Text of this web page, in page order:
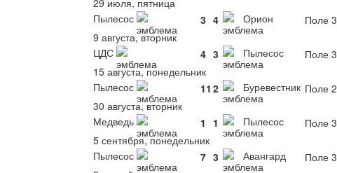
29 июля, пятница
Пылесос
3 4 Орион
Поле 3
9 августа, вторник
ЦДС
4 3 Пылесос
Поле 3
15 августа, понедельник
Пылесос
11 2 Буревестник Поле 2
30 августа, вторник
Медведь
1 1 Пылесос
Поле 3
5 сентября, понедельник
Пылесос
7 3 Авангард
Поле 3